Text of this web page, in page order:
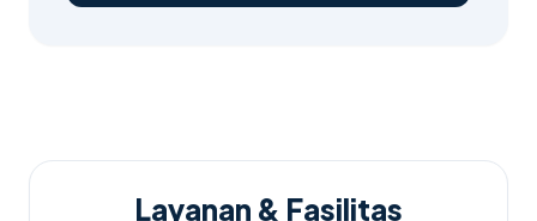
ini termasuk: Jika kebutuhan berkembang
Pemeriksaan berkala terhadap konten
Layanan & Fasilitas